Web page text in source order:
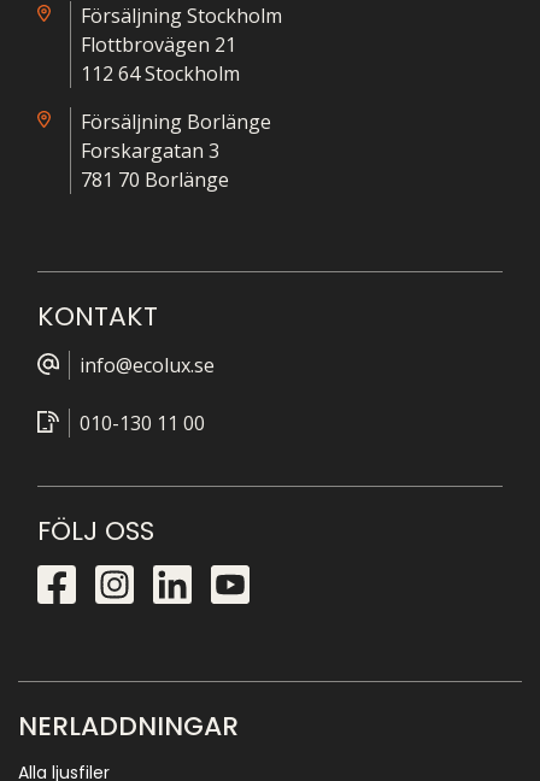
Försäljning Stockholm
Flottbrovägen 21
112 64 Stockholm
Försäljning Borlänge
Forskargatan 3
781 70 Borlänge
KONTAKT
info@ecolux.se
010-130 11 00
FÖLJ OSS
NERLADDNINGAR
Alla ljusfiler